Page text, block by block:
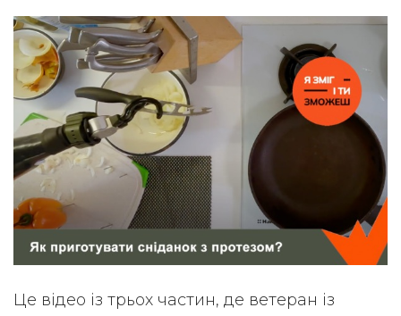
Це відео із трьох частин, де ветеран із